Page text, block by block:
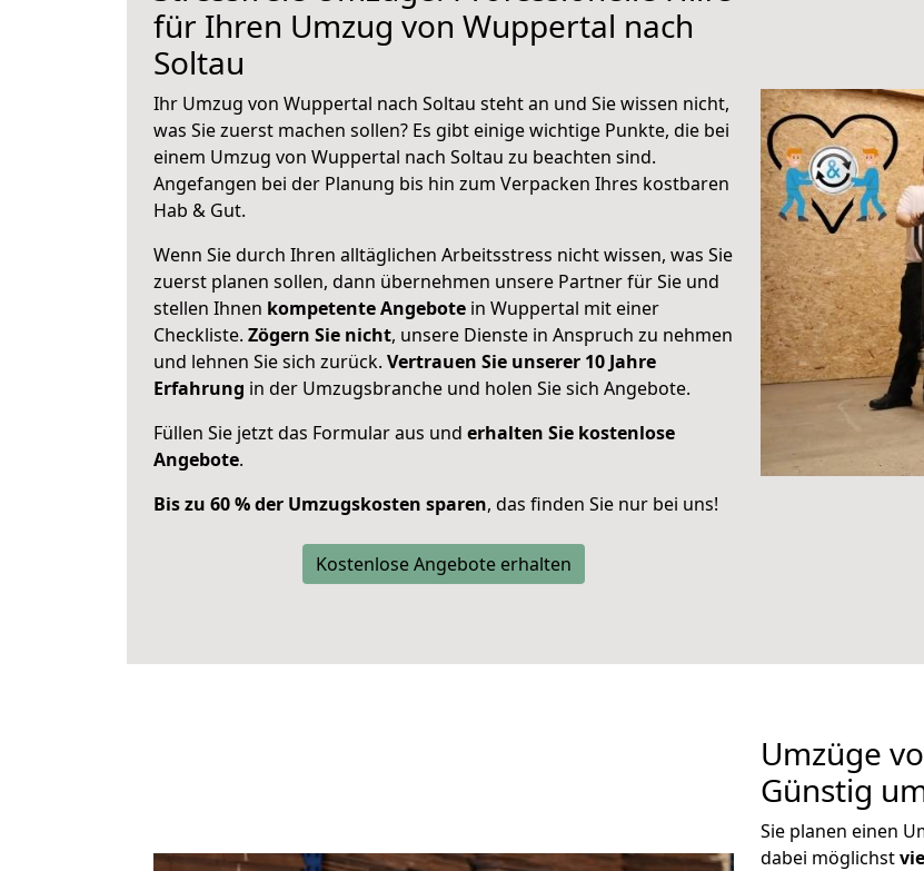
für Ihren Umzug von Wuppertal nach
Soltau
Ihr Umzug von Wuppertal nach Soltau steht an und Sie wissen nicht,
was Sie zuerst machen sollen? Es gibt einige wichtige Punkte, die bei
einem Umzug von Wuppertal nach Soltau zu beachten sind.
Angefangen bei der Planung bis hin zum Verpacken Ihres kostbaren
Hab & Gut.
Wenn Sie durch Ihren alltäglichen Arbeitsstress nicht wissen, was Sie
zuerst planen sollen, dann übernehmen unsere Partner für Sie und
stellen Ihnen kompetente Angebote in Wuppertal mit einer
Checkliste. Zögern Sie nicht, unsere Dienste in Anspruch zu nehmen
und lehnen Sie sich zurück. Vertrauen Sie unserer 10 Jahre
Erfahrung in der Umzugsbranche und holen Sie sich Angebote.
Füllen Sie jetzt das Formular aus und erhalten Sie kostenlose
Angebote.
Bis zu 60 % der Umzugskosten sparen, das finden Sie nur bei uns!
Kostenlose Angebote erhalten
Umzüge
Günstig
Sie planen einen
dabei möglichst